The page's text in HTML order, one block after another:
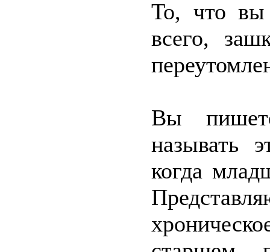
То, что вы
всего,
Вы
называть
когда